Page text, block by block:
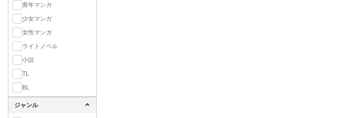
青年マンガ
少女マンガ
女性マンガ
ライトノベル
小説
TL
BL
ジャンル